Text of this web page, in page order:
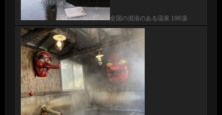
全国の混浴のある温泉 196湯